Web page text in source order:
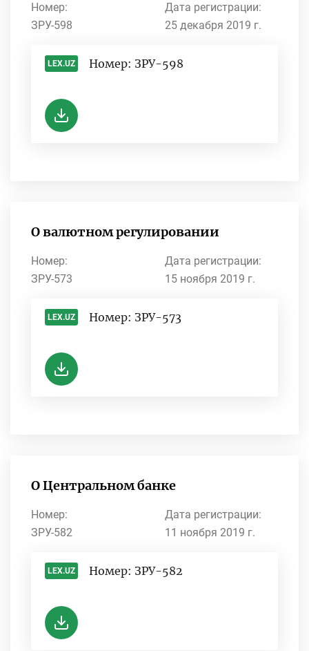
Номер:
ЗРУ-598
Дата регистрации:
25 декабря 2019 г.
LEX.UZ Номер: ЗРУ-598
О валютном регулировании
Номер:
ЗРУ-573
Дата регистрации:
15 ноября 2019 г.
LEX.UZ Номер: ЗРУ-573
О Центральном банке
Номер:
ЗРУ-582
Дата регистрации:
11 ноября 2019 г.
LEX.UZ Номер: ЗРУ-582